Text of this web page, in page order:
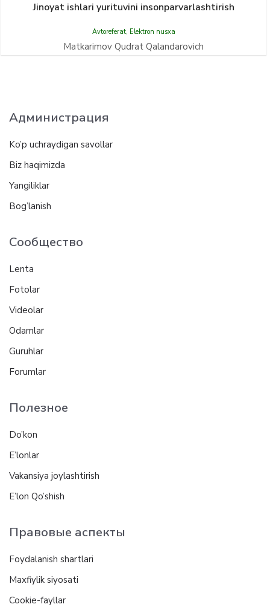
Jinoyat ishlari yurituvini insonparvarlashtirish
Avtoreferat, Elektron nusxa
Matkarimov Qudrat Qalandarovich
Администрация
Ko’p uchraydigan savollar
Biz haqimizda
Yangiliklar
Bog’lanish
Сообщество
Lenta
Fotolar
Videolar
Odamlar
Guruhlar
Forumlar
Полезное
Do’kon
E’lonlar
Vakansiya joylashtirish
E’lon Qo’shish
Правовые аспекты
Foydalanish shartlari
Maxfiylik siyosati
Cookie-fayllar